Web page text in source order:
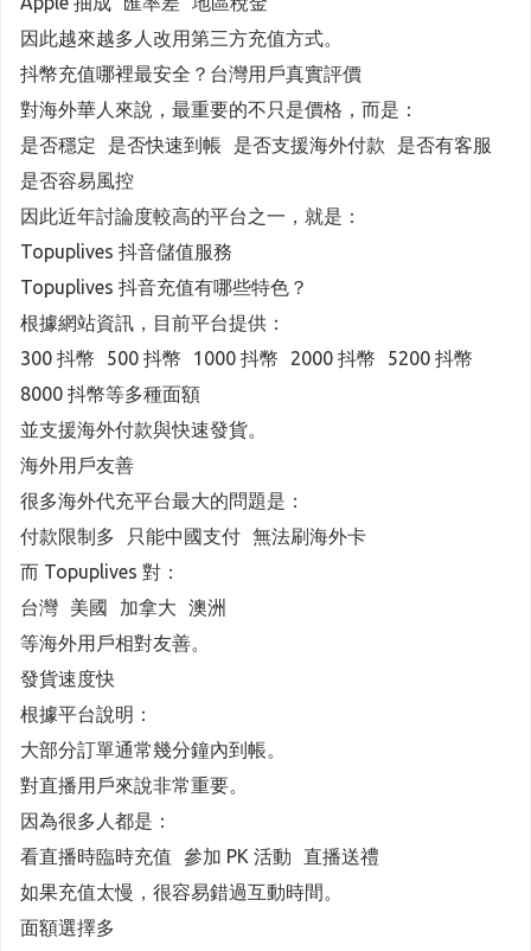
因此越來越多人改用第三方充值方式。
抖幣充值哪裡最安全？台灣用戶真實評價
對海外華人來說，最重要的不只是價格，而是：
是否穩定 是否快速到帳 是否支援海外付款 是否有客服
是否容易風控
因此近年討論度較高的平台之一，就是：
Topuplives 抖音儲值服務
Topuplives 抖音充值有哪些特色？
根據網站資訊，目前平台提供：
300 抖幣 500 抖幣 1000 抖幣 2000 抖幣 5200 抖幣
8000 抖幣等多種面額
並支援海外付款與快速發貨。
海外用戶友善
很多海外代充平台最大的問題是：
付款限制多 只能中國支付 無法刷海外卡
而 Topuplives 對：
台灣 美國 加拿大 澳洲
等海外用戶相對友善。
發貨速度快
根據平台說明：
大部分訂單通常幾分鐘內到帳。
對直播用戶來說非常重要。
因為很多人都是：
看直播時臨時充值 參加 PK 活動 直播送禮
如果充值太慢，很容易錯過互動時間。
面額選擇多